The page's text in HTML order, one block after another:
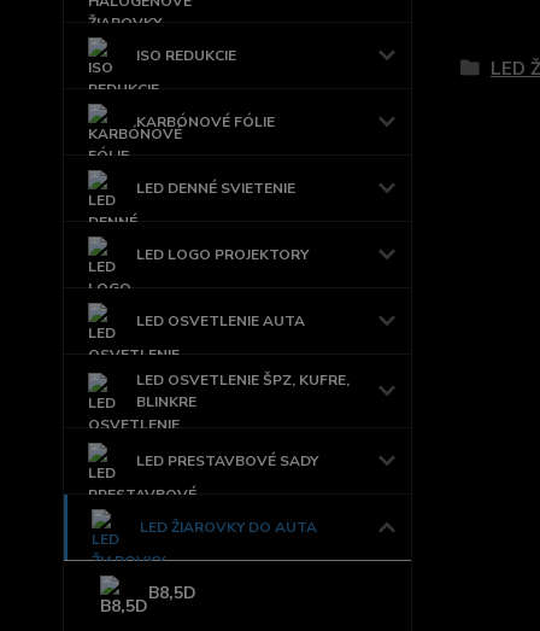
ISO REDUKCIE
KARBÓNOVÉ FÓLIE
LED DENNÉ SVIETENIE
LED LOGO PROJEKTORY
LED OSVETLENIE AUTA
LED OSVETLENIE ŠPZ, KUFRE,
BLINKRE
LED PRESTAVBOVÉ SADY
LED ŽIAROVKY DO AUTA
B8,5D
LED